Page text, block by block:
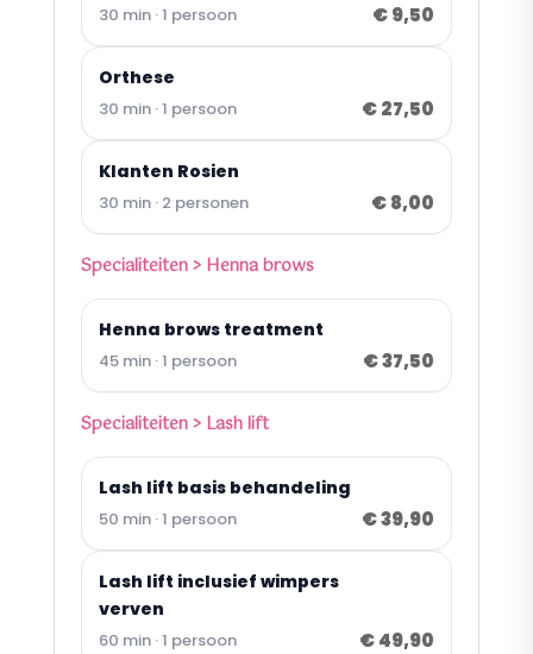
30 min · 1 persoon € 9,50
Orthese
30 min · 1 persoon € 27,50
Klanten Rosien
30 min · 2 personen € 8,00
Specialiteiten > Henna brows
Henna brows treatment
45 min · 1 persoon € 37,50
Specialiteiten > Lash lift
Lash lift basis behandeling
50 min · 1 persoon € 39,90
Lash lift inclusief wimpers
verven
60 min · 1 persoon € 49,90